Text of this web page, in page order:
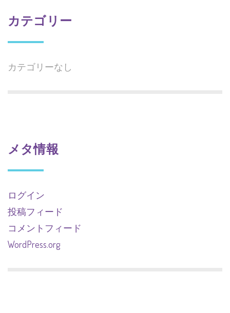
カテゴリー
カテゴリーなし
メタ情報
ログイン
投稿フィード
コメントフィード
WordPress.org